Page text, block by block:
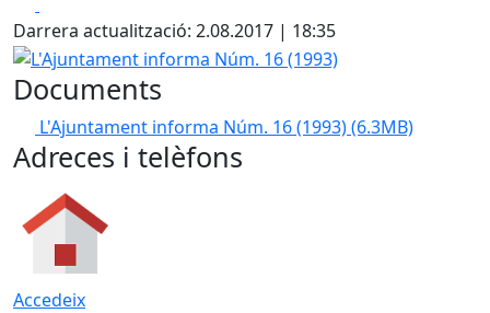
Darrera actualització: 2.08.2017 | 18:35
L'Ajuntament informa Núm. 16 (1993)
Documents
L'Ajuntament informa Núm. 16 (1993)(6.3MB)
Adreces i telèfons
Accedeix